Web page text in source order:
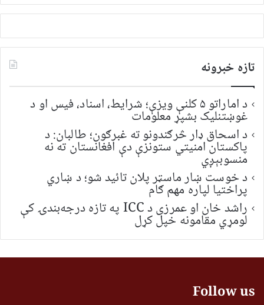
تازه خبرونه
د اماراتو ۵ کلنې ویزې؛ شرایط، اسناد، فیس او د
غوښتنلیک بشپړ معلومات
د اسحاق ډار څرګندونو ته غبرګون؛ طالبان: د
پاکستان امنیتي ستونزې دې افغانستان ته نه
منسوبېږي
د خوست ښار ماسټر پلان تائید شو؛ د ښاري
پراختیا لپاره مهم ګام
راشد خان او عمرزی د ICC په تازه درجه‌بندۍ کې
لومړي مقامونه خپل کړل
Follow us